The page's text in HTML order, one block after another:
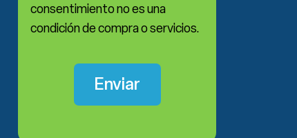
consentimiento no es una
condición de compra o servicios.